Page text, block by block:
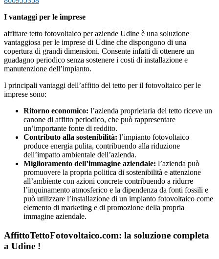
I vantaggi per le imprese
affittare tetto fotovoltaico per aziende Udine è una soluzione
vantaggiosa per le imprese di Udine che dispongono di una
copertura di grandi dimensioni. Consente infatti di ottenere un
guadagno periodico senza sostenere i costi di installazione e
manutenzione dell’impianto.
I principali vantaggi dell’affitto del tetto per il fotovoltaico per le
imprese sono:
Ritorno economico: l’azienda proprietaria del tetto riceve un
canone di affitto periodico, che può rappresentare
un’importante fonte di reddito.
Contributo alla sostenibilità: l’impianto fotovoltaico
produce energia pulita, contribuendo alla riduzione
dell’impatto ambientale dell’azienda.
Miglioramento dell’immagine aziendale: l’azienda può
promuovere la propria politica di sostenibilità e attenzione
all’ambiente con azioni concrete contribuendo a ridurre
l’inquinamento atmosferico e la dipendenza da fonti fossili e
può utilizzare l’installazione di un impianto fotovoltaico come
elemento di marketing e di promozione della propria
immagine aziendale.
AffittoTettoFotovoltaico.com: la soluzione completa
a Udine !